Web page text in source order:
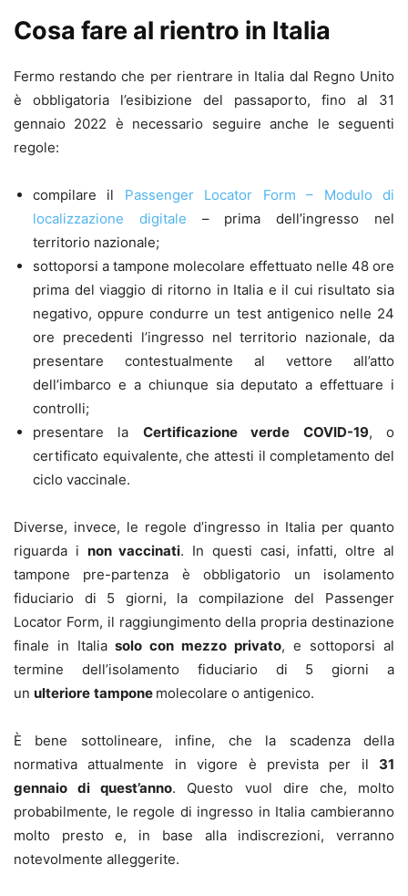
Cosa fare al rientro in Italia
Fermo restando che per rientrare in Italia dal Regno Unito
è obbligatoria l’esibizione del passaporto, fino al 31
gennaio 2022 è necessario seguire anche le seguenti
regole:
compilare il Passenger Locator Form – Modulo di
localizzazione digitale – prima dell’ingresso nel
territorio nazionale;
sottoporsi a tampone molecolare effettuato nelle 48 ore
prima del viaggio di ritorno in Italia e il cui risultato sia
negativo, oppure condurre un test antigenico nelle 24
ore precedenti l’ingresso nel territorio nazionale, da
presentare contestualmente al vettore all’atto
dell’imbarco e a chiunque sia deputato a effettuare i
controlli;
presentare la Certificazione verde COVID-19, o
certificato equivalente, che attesti il completamento del
ciclo vaccinale.
Diverse, invece, le regole d’ingresso in Italia per quanto
riguarda i non vaccinati. In questi casi, infatti, oltre al
tampone pre-partenza è obbligatorio un isolamento
fiduciario di 5 giorni, la compilazione del Passenger
Locator Form, il raggiungimento della propria destinazione
finale in Italia solo con mezzo privato, e sottoporsi al
termine dell’isolamento fiduciario di 5 giorni a
un ulteriore tampone molecolare o antigenico.
È bene sottolineare, infine, che la scadenza della
normativa attualmente in vigore è prevista per il 31
gennaio di quest’anno. Questo vuol dire che, molto
probabilmente, le regole di ingresso in Italia cambieranno
molto presto e, in base alla indiscrezioni, verranno
notevolmente alleggerite.